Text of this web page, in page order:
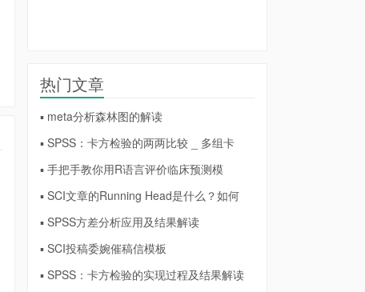
热门文章
▪ meta分析森林图的解读
▪ SPSS：卡方检验的两两比较 _ 多组卡
▪ 手把手教你用R语言评价临床预测模
▪ SCI文章的Running Head是什么？如何
▪ SPSS方差分析应用及结果解读
▪ SCI投稿委婉催稿信模板
▪ SPSS：卡方检验的实现过程及结果解读